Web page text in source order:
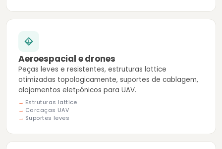
Aeroespacial e drones
Peças leves e resistentes, estruturas lattice
otimizadas topologicamente, suportes de cablagem,
alojamentos eletрónicos para UAV.
Estruturas lattice
Carcaças UAV
Suportes leves